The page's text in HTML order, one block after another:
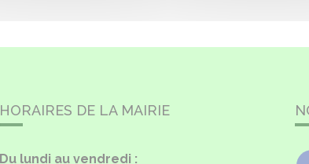
HORAIRES DE LA MAIRIE
Du lundi au vendredi :